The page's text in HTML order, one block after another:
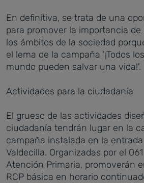
En definitiva, se trata de una
para promover la importancia de
los ámbitos de la sociedad
el lema de la campaña '¡Todos
mundo pueden salvar una vida!'.
Actividades para la ciudadanía
El grueso de las actividades
ciudadanía tendrán lugar en la
campaña instalada en la
Valdecilla. Organizadas por el
Atención Primaria, promoverán
RCP básica en horario